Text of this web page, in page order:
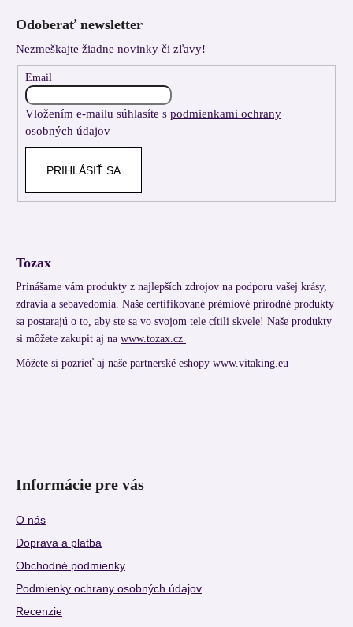
Odoberať newsletter
Nezmeškajte žiadne novinky či zľavy!
Email
Vložením e-mailu súhlasíte s podmienkami ochrany
osobných údajov
PRIHLÁSIŤ SA
Tozax
Prinášame vám produkty z najlepších zdrojov na podporu vašej krásy,
zdravia a sebavedomia. Naše certifikované prémiové prírodné produkty
sa postarajú o to, aby ste sa vo svojom tele cítili skvele! Naše produkty
si môžete zakupit aj na www.tozax.cz
Môžete si pozrieť aj naše partnerské eshopy www.vitaking.eu
Informácie pre vás
O nás
Doprava a platba
Obchodné podmienky
Podmienky ochrany osobných údajov
Recenzie